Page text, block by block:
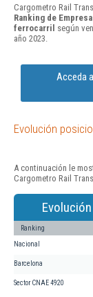
Cargometro Rail
Ranking de
ferrocarril según
año 2023.
Acceda
Evolución
A continuación le
Cargometro Rail
Ranking
Nacional
Barcelona
Sector CNAE 4920